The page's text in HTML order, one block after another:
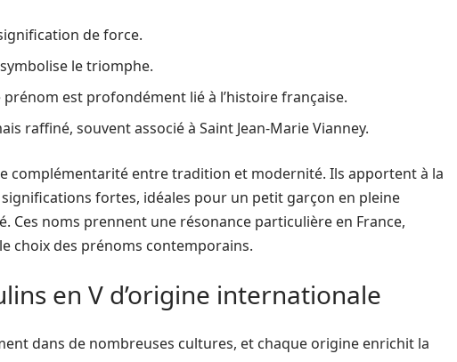
de force.
le triomphe.
prénom est profondément lié à l’histoire française.
raffiné, souvent associé à Saint Jean-Marie Vianney.
complémentarité entre tradition et modernité. Ils apportent à la
fortes, idéales pour un petit garçon en pleine
Ces noms prennent une résonance particulière en France,
choix des prénoms contemporains.
en V d’origine internationale
dans de nombreuses cultures, et chaque origine enrichit la